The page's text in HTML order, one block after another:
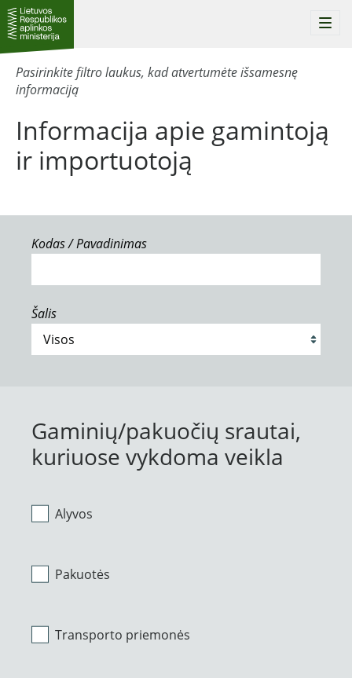
Informacija apie gamintoją
ir importuotoją
Pasirinkite filtro laukus, kad atvertumėte išsamesnę
informaciją
Kodas / Pavadinimas
Šalis
Gaminių/pakuočių srautai,
kuriuose vykdoma veikla
Alyvos
Pakuotės
Transporto priemonės